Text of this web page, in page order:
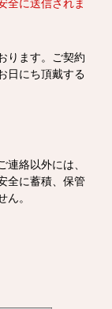
全に送信されま
ります。ご契約
日にち頂戴する
絡以外には、
全に蓄積、保管
ん。